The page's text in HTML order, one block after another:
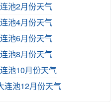
池2月份天气
池4月份天气
池6月份天气
池8月份天气
池10月份天气
连池12月份天气